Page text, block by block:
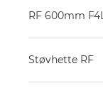
RF 600mm
Støvhette RF